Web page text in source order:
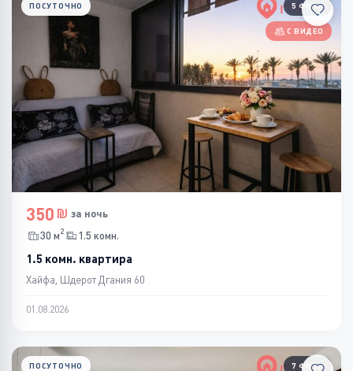
5 ФОТО
С ВИДЕО
ПОСУТОЧНО
350
за ночь
30 м2 1.5 комн.
1.5 комн. квартира
Хайфа, Шдерот Дгания 60
01.08.2026
7 ФОТО
ПОСУТОЧНО